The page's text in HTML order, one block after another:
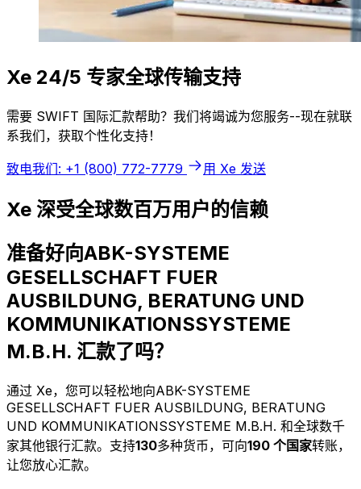
Xe 24/5 专家全球传输支持
需要 SWIFT 国际汇款帮助？我们将竭诚为您服务--现在就联
系我们，获取个性化支持！
致电我们: +1 (800) 772-7779 用 Xe 发送
Xe 深受全球数百万用户的信赖
准备好向ABK-SYSTEME
GESELLSCHAFT FUER
AUSBILDUNG, BERATUNG UND
KOMMUNIKATIONSSYSTEME
M.B.H. 汇款了吗？
通过 Xe，您可以轻松地向ABK-SYSTEME
GESELLSCHAFT FUER AUSBILDUNG, BERATUNG
UND KOMMUNIKATIONSSYSTEME M.B.H. 和全球数千
家其他银行汇款。支持130多种货币，可向190 个国家转账，
让您放心汇款。